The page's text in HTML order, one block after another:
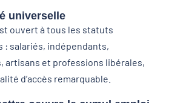
universelle
ouvert à tous les statuts
: salariés, indépendants,
artisans et professions libérales,
d’accès remarquable.